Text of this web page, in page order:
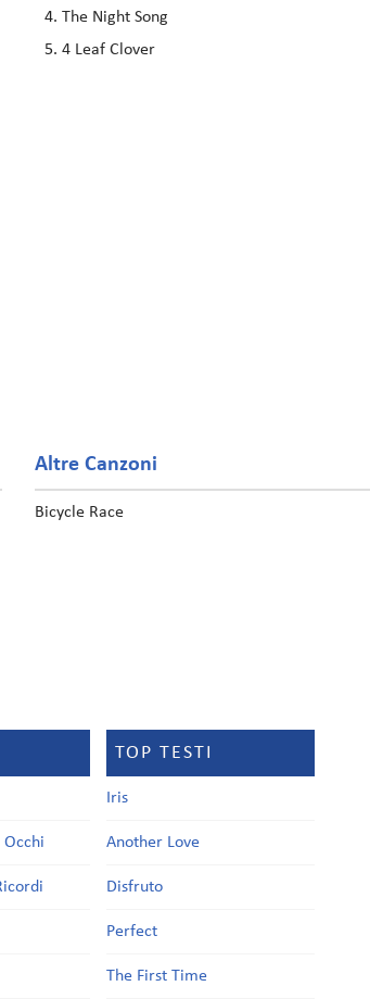
The Night Song
4 Leaf Clover
Altre Canzoni
Bicycle Race
Occhi
TOP TESTI
Iris
Another Love
Disfruto
Perfect
The First Time